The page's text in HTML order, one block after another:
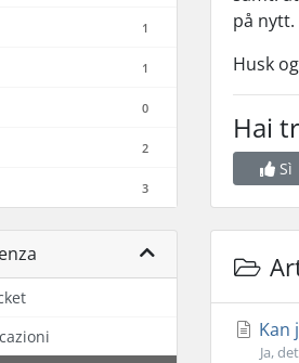
1
1
0
2
3
på nytt.
Husk
Hai
Sì
Kan
Ja,